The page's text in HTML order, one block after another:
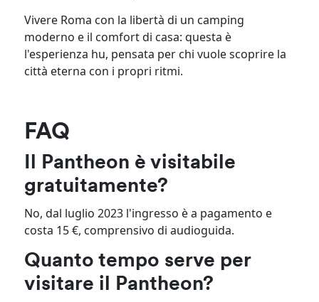
Vivere Roma con la libertà di un camping
moderno e il comfort di casa: questa è
l'esperienza hu, pensata per chi vuole scoprire la
città eterna con i propri ritmi.
FAQ
Il Pantheon è visitabile
gratuitamente?
No, dal luglio 2023 l'ingresso è a pagamento e
costa 15 €, comprensivo di audioguida.
Quanto tempo serve per
visitare il Pantheon?